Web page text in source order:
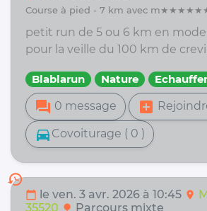
course à pied - 7 km avec
petit run de 5 ou 6 km en
pour la veille du 100 km de
Blablarun Nature
forum 0 message add_box
directions_car Covoiturage ( 0 )
history
calendar_today le ven. 3 avr. 2026 à 10:45 location_on
35520 nature Parcours mixte